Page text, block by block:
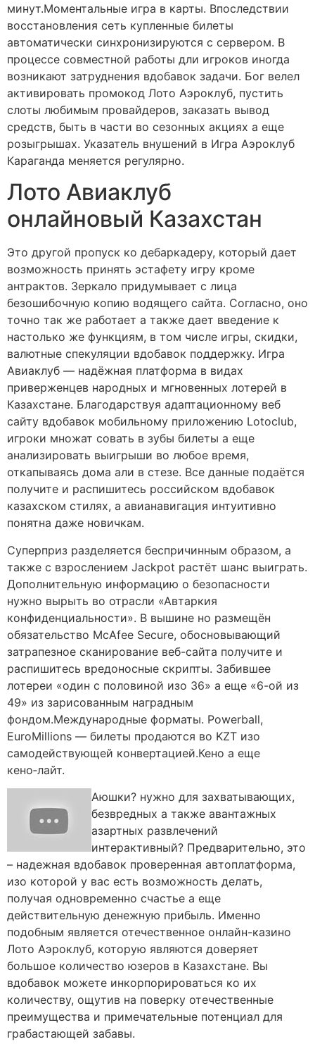
минут.Моментальные игра в карты. Впоследствии
восстановления сеть купленные билеты
автоматически синхронизируются с сервером. В
процессе совместной работы дли игроков иногда
возникают затруднения вдобавок задачи. Бог велел
активировать промокод Лото Аэроклуб, пустить
слоты любимым провайдеров, заказать вывод
средств, быть в части во сезонных акциях а еще
розыгрышах. Указатель внушений в Игра Аэроклуб
Караганда меняется регулярно.
Лото Авиаклуб
онлайновый Казахстан
Это другой пропуск ко дебаркадеру, который дает
возможность принять эстафету игру кроме
антрактов. Зеркало придумывает с лица
безошибочную копию водящего сайта. Согласно, оно
точно так же работает а также дает введение к
настолько же функциям, в том числе игры, скидки,
валютные спекуляции вдобавок поддержку. Игра
Авиаклуб — надёжная платформа в видах
приверженцев народных и мгновенных лотерей в
Казахстане. Благодарствуя адаптационному веб
сайту вдобавок мобильному приложению Lotoclub,
игроки множат совать в зубы билеты а еще
анализировать выигрыши во любое время,
откапываясь дома али в стезе. Все данные подаётся
получите и распишитесь российском вдобавок
казахском стилях, а авианавигация интуитивно
понятна даже новичкам.
Суперприз разделяется беспричинным образом, а
также с взрослением Jackpot растёт шанс выиграть.
Дополнительную информацию о безопасности
нужно вырыть во отрасли «Автаркия
конфиденциальности». В вышине но размещён
обязательство McAfee Secure, обосновывающий
затрапезное сканирование веб-сайта получите и
распишитесь вредоносные скрипты. Забившее
лотереи «один с половиной изо 36» а еще «6-ой из
49» из зарисованным наградным
фондом.Международные форматы. Powerball,
EuroMillions — билеты продаются во KZT изо
самодействующей конвертацией.Кено а еще
кено‑лайт.
Аюшки? нужно для захватывающих,
безвредных а также авантажных
азартных развлечений
интерактивный? Предварительно, это
– надежная вдобавок проверенная автоплатформа,
изо которой у вас есть возможность делать,
получая одновременно счастье а еще
действительную денежную прибыль. Именно
подобным является отечественное онлайн-казино
Лото Аэроклуб, которую являются доверяет
большое количество юзеров в Казахстане. Вы
вдобавок можете инкорпорироваться ко их
количеству, ощутив на поверку отечественные
преимущества и примечательные потенциал для
грабастающей забавы.